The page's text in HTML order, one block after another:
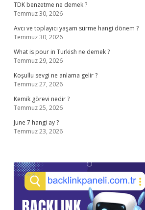
TDK benzetme ne demek ?
Temmuz 30, 2026
Avcı ve toplayıcı yaşam sürme hangi dönem ?
Temmuz 30, 2026
What is pour in Turkish ne demek ?
Temmuz 29, 2026
Koşullu sevgi ne anlama gelir ?
Temmuz 27, 2026
Kemik görevi nedir ?
Temmuz 25, 2026
June 7 hangi ay ?
Temmuz 23, 2026